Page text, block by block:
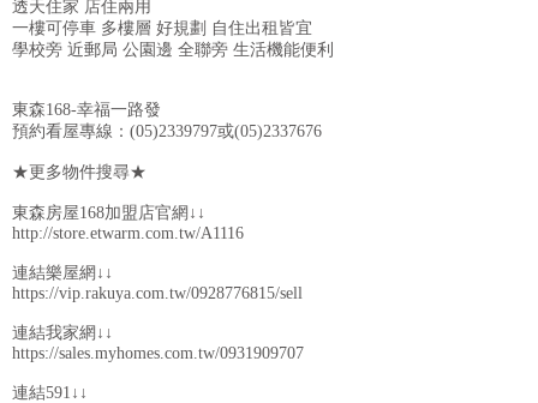
透天住家 店住兩用
一樓可停車 多樓層 好規劃 自住出租皆宜
學校旁 近郵局 公園邊 全聯旁 生活機能便利
東森168-幸福一路發
預約看屋專線：(05)2339797或(05)2337676
★更多物件搜尋★
東森房屋168加盟店官網↓↓
http://store.etwarm.com.tw/A1116
連結樂屋網↓↓
https://vip.rakuya.com.tw/0928776815/sell
連結我家網↓↓
https://sales.myhomes.com.tw/0931909707
連結591↓↓